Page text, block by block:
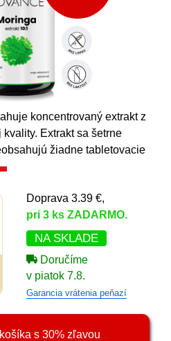
koncentrovaný extrakt z
kvality. Extrakt sa šetrne
žiadne tabletovacie
Doprava 3.39 €,
pri 3 ks ZADARMO.
NA SKLADE
Doručíme
v piatok 7.8.
Garancia vrátenia peňazí
s 30% zľavou